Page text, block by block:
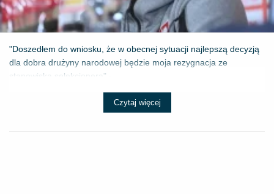
"Doszedłem do wniosku, że w obecnej sytuacji najlepszą decyzją
dla dobra drużyny narodowej będzie moja rezygnacja ze
stanowiska selekcjonera" - ...
Czytaj więcej